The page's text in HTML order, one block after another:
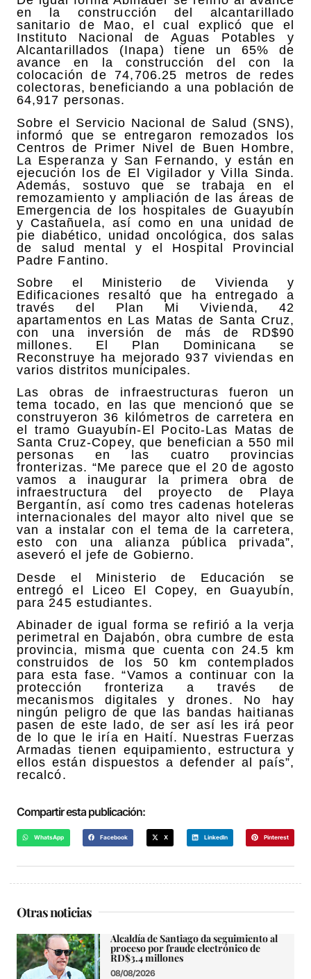
en la construcción del alcantarillado
sanitario de Mao, el cual explicó que el
Instituto Nacional de Aguas Potables y
Alcantarillados (Inapa) tiene un 65% de
avance en la construcción del con la
colocación de 74,706.25 metros de redes
colectoras, beneficiando a una población de
64,917 personas.
Sobre el Servicio Nacional de Salud (SNS),
informó que se entregaron remozados los
Centros de Primer Nivel de Buen Hombre,
La Esperanza y San Fernando, y están en
ejecución los de El Vigilador y Villa Sinda.
Además, sostuvo que se trabaja en el
remozamiento y ampliación de las áreas de
Emergencia de los hospitales de Guayubín
y Castañuela, así como en una unidad de
pie diabético, unidad oncológica, dos salas
de salud mental y el Hospital Provincial
Padre Fantino.
Sobre el Ministerio de Vivienda y
Edificaciones resaltó que ha entregado a
través del Plan Mi Vivienda, 42
apartamentos en Las Matas de Santa Cruz,
con una inversión de más de RD$90
millones. El Plan Dominicana se
Reconstruye ha mejorado 937 viviendas en
varios distritos municipales.
Las obras de infraestructuras fueron un
tema tocado, en las que mencionó que se
construyeron 36 kilómetros de carretera en
el tramo Guayubín-El Pocito-Las Matas de
Santa Cruz-Copey, que benefician a 550 mil
personas en las cuatro provincias
fronterizas. “Me parece que el 20 de agosto
vamos a inaugurar la primera obra de
infraestructura del proyecto de Playa
Bergantín, así como tres cadenas hoteleras
internacionales del mayor alto nivel que se
van a instalar con el tema de la carretera,
esto con una alianza pública privada”,
aseveró el jefe de Gobierno.
Desde el Ministerio de Educación se
entregó el Liceo El Copey, en Guayubín,
para 245 estudiantes.
Abinader de igual forma se refirió a la verja
perimetral en Dajabón, obra cumbre de esta
provincia, misma que cuenta con 24.5 km
construidos de los 50 km contemplados
para esta fase. “Vamos a continuar con la
protección fronteriza a través de
mecanismos digitales y drones. No hay
ningún peligro de que las bandas haitianas
pasen de este lado, de ser así les irá peor
de lo que le iría en Haití. Nuestras Fuerzas
Armadas tienen equipamiento, estructura y
ellos están dispuestos a defender al país”,
recalcó.
Compartir esta publicación:
WhatsApp Facebook X LinkedIn Pinterest
Otras noticias
Alcaldía de Santiago da seguimiento al
proceso por fraude electrónico de
RD$3.4 millones
08/08/2026